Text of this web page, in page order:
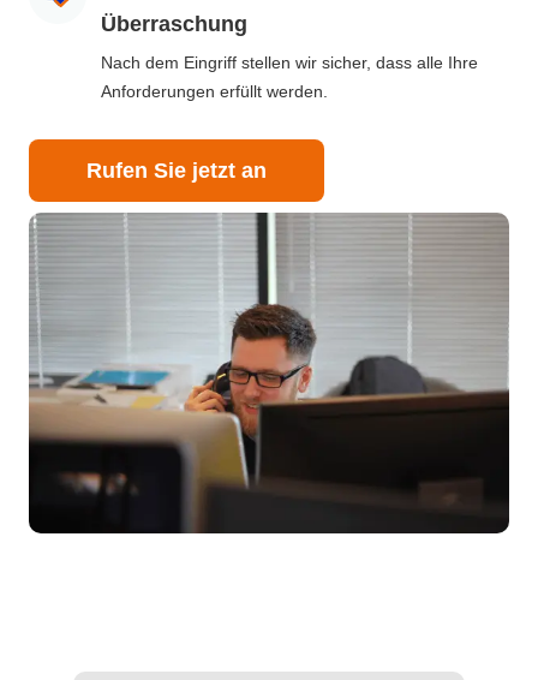
Überraschung
Nach dem Eingriff stellen wir sicher, dass alle Ihre
Anforderungen erfüllt werden.
Rufen Sie jetzt an